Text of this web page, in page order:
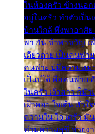
ในห้องครัว ข้างนอก
อยู่ในครัว ทำตัวเป็น
บ้านใกล้ พึ่งพาอาศัย
พา กันเข้าพาขวัญ เ
เดียวดาย เป็นคนพ่า
คนพ่าย บ่มีความหมา
เป็นบ่ได้ คือคนพ่าย
ในครัว เจ้าสาว ก็มัว
เฝ้าคอย ใจเต้น หัวใ
ความใน ใจ เศร้า มั
ท่ามความสุขี ช่วยงา